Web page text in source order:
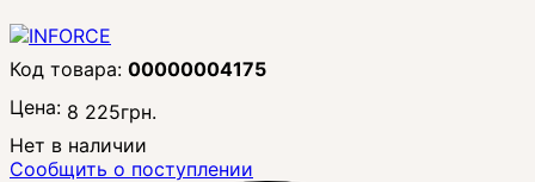
00000004175
Цена: 8 225грн.
Нет в наличии
Сообщить о поступлении